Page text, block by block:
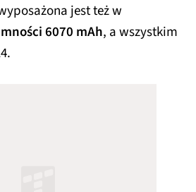
jest też w
6070 mAh, a wszystkim